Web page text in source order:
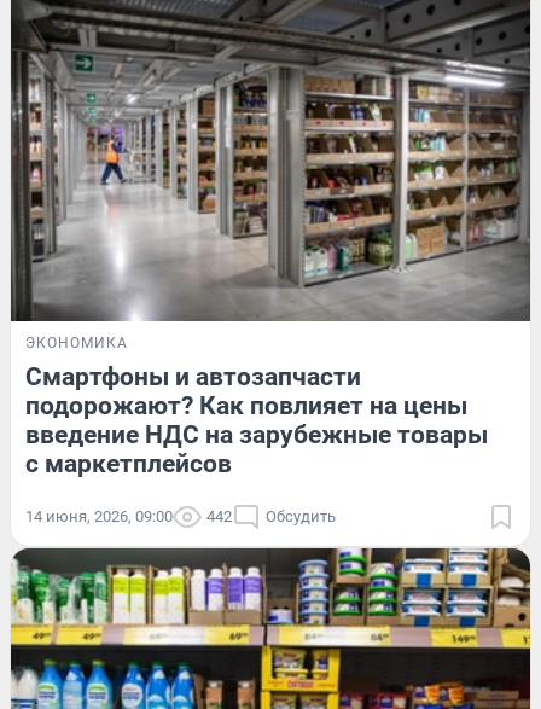
ЭКОНОМИКА
Смартфоны и автозапчасти
подорожают? Как повлияет на цены
введение НДС на зарубежные товары
с маркетплейсов
14 июня, 2026, 09:00 442 Обсудить